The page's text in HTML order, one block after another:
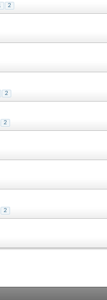
2
2
2
2